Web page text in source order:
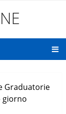
Graduatorie
giorno